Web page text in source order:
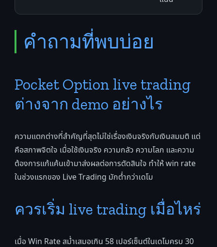
คำถามที่พบบ่อย
Pocket Option live trading
ต่างจาก demo อย่างไร
ความแตกต่างที่สำคัญที่สุดไม่ใช่เรื่องเงินจริงกับเงินสมมติ แต่
คือสภาพจิตใจ เมื่อใช้เงินจริง ความกลัว ความโลภ และความ
ต้องการแก้แค้นเข้ามาส่งผลต่อการตัดสินใจ ทำให้ win rate
ในช่วงแรกของ Live Trading มักต่ำกว่าเดโม
ควรเริ่ม live trading เมื่อไหร่
เมื่อ Win Rate สม่ำเสมอเกิน 58 เปอร์เซ็นต์ในเดโมครบ 30